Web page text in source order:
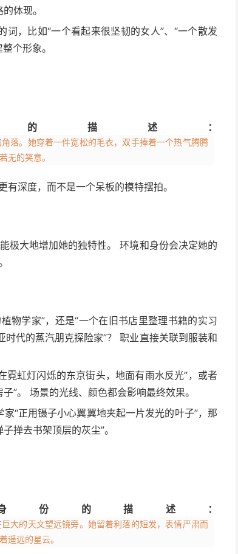
体现。
词，比如“一个看起来很坚韧的女人”、“一个散发
个形象。
描述：
落。她穿着一件宽松的毛衣，双手捧着一个热气腾腾
无的笑意。
深度，而不是一个呆板的模特摆拍。
极大地增加她的独特性。 环境和身份会决定她的
物学家”，还是“一个在旧书店里整理书籍的实习
时代的蒸汽朋克探险家”？ 职业直接关联到服装和
霓虹灯闪烁的东京街头，地面有雨水反光”，或者
”。 场景的光线、颜色都会影响最终效果。
“正用镊子小心翼翼地夹起一片发光的叶子”，那
掸去书架顶层的灰尘”。
份的描述：
大的天文望远镜旁。她留着利落的短发，表情严肃而
遥远的星云。